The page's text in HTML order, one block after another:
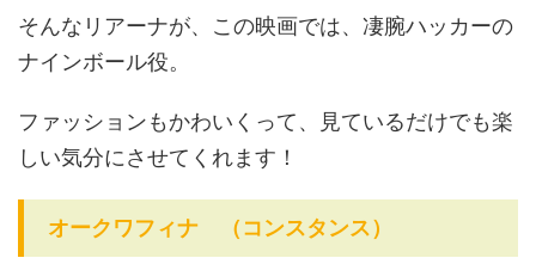
そんなリアーナが、この映画では、凄腕ハッカーの
ナインボール役。
ファッションもかわいくって、見ているだけでも楽
しい気分にさせてくれます！
オークワフィナ （コンスタンス）